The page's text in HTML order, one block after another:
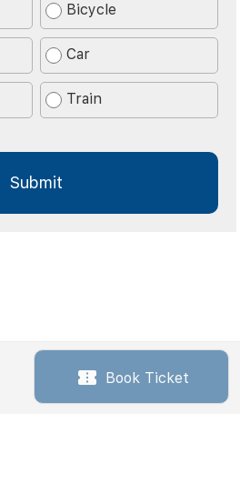
Bicycle
Car
Train
Book Ticket